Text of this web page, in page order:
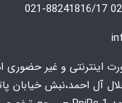
اینترنتی و غیر حضوری
آل احمد،نبش خیابان